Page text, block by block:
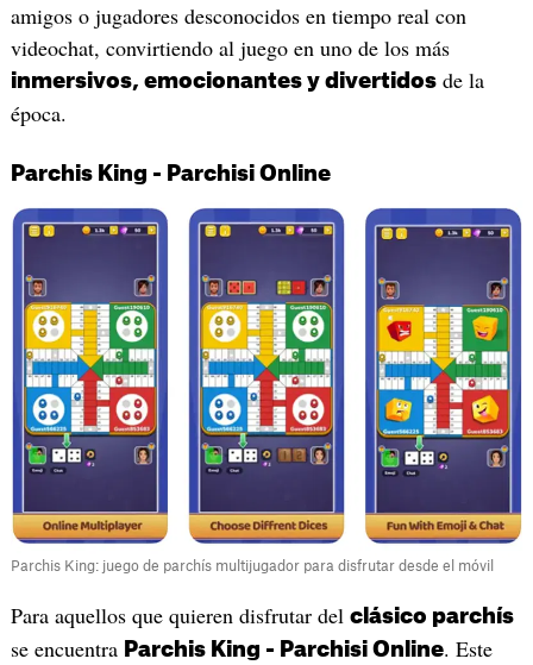
amigos o jugadores desconocidos en tiempo real con
videochat, convirtiendo al juego en uno de los más
inmersivos, emocionantes y divertidosde la
época.
Parchis King - Parchisi Online
Parchis King: juego de parchís multijugador para disfrutar desde el móvil
Para aquellos que quieren disfrutar del clásico parchís
se encuentra Parchis King - Parchisi Online. Este